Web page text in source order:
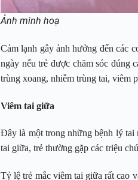
Ảnh minh hoạ
Cảm lạnh gây ảnh hưởng đến các
ngày nếu trẻ được chăm sóc đúng
trùng xoang, nhiễm trùng tai, viêm
Viêm tai giữa
Đây là một trong những bệnh lý
tai giữa, trẻ thường gặp các triệu
Tỷ lệ trẻ mắc viêm tai giữa rất cao